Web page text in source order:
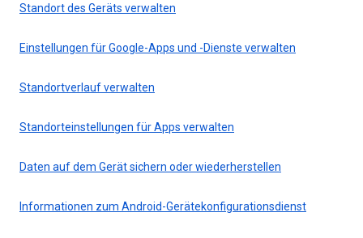
Standort des Geräts verwalten
Einstellungen für Google-Apps und -Dienste verwalten
Standortverlauf verwalten
Standorteinstellungen für Apps verwalten
Daten auf dem Gerät sichern oder wiederherstellen
Informationen zum Android-Gerätekonfigurationsdienst